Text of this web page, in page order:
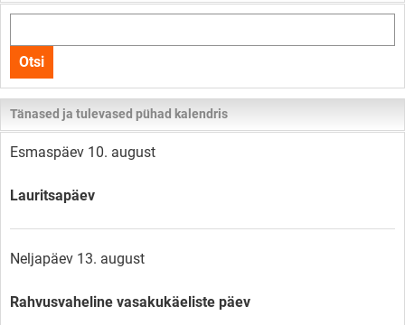
kogu
lehelt
Otsi
Tänased ja tulevased pühad kalendris
Esmaspäev 10. august
Lauritsapäev
Neljapäev 13. august
Rahvusvaheline vasakukäeliste päev